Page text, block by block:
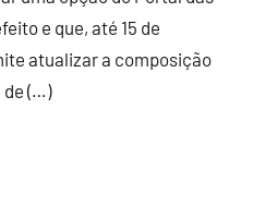
e que, até 15 de
atualizar a composição
de (…)